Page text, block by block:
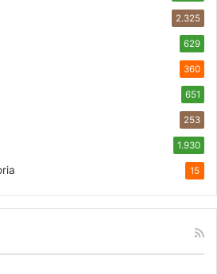
2.325
629
360
651
253
1.930
15